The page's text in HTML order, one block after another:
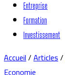
Entreprise
Formation
Investissement
Accueil/Articles/
Economie